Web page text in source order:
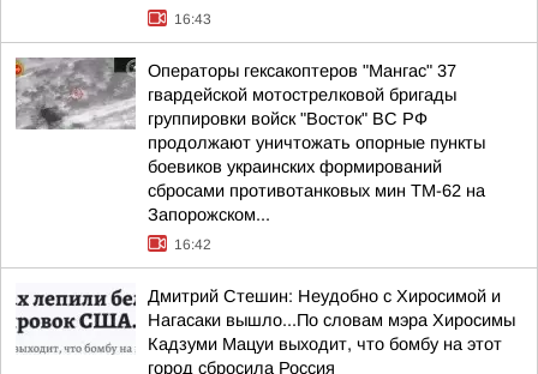
16:43
Операторы гексакоптеров "Мангас" 37
гвардейской мотострелковой бригады
группировки войск "Восток" ВС РФ
продолжают уничтожать опорные пункты
боевиков украинских формирований
сбросами противотанковых мин ТМ-62 на
Запорожском...
16:42
Дмитрий Стешин: Неудобно с Хиросимой и
Нагасаки вышло...По словам мэра Хиросимы
Кадзуми Мацуи выходит, что бомбу на этот
город сбросила Россия